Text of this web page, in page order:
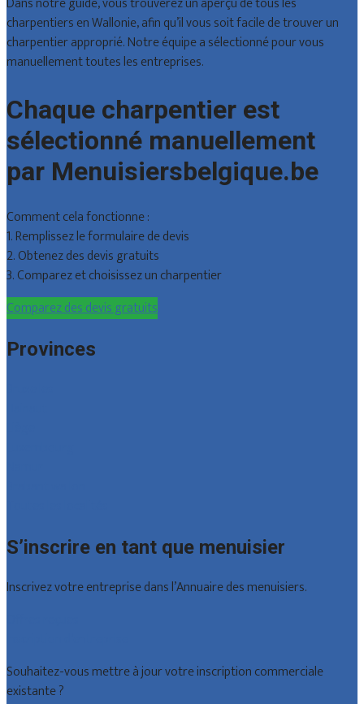
charpentiers en Wallonie, afin qu’il vous soit facile de trouver un
charpentier approprié. Notre équipe a sélectionné pour vous
manuellement toutes les entreprises.
Chaque charpentier est
sélectionné manuellement
par Menuisiersbelgique.be
Comment cela fonctionne :
1. Remplissez le formulaire de devis
2. Obtenez des devis gratuits
3. Comparez et choisissez un charpentier
Comparez des devis gratuits
Provinces
S’inscrire en tant que menuisier
Inscrivez votre entreprise dans l’Annuaire des menuisiers.
Souhaitez-vous mettre à jour votre inscription commerciale
existante ?